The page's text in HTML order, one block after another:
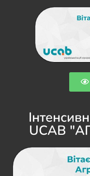
UCAB